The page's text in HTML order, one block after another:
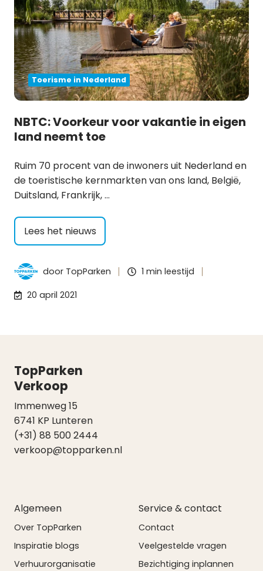
NBTC: Voorkeur voor vakantie in eigen
land neemt toe
Ruim 70 procent van de inwoners uit Nederland en
de toeristische kernmarkten van ons land, België,
Duitsland, Frankrijk, …
Lees het nieuws
door TopParken
1 min leestijd
20 april 2021
Toerisme in Nederland
TopParken
Verkoop
Immenweg 15
6741 KP Lunteren
(+31) 88 500 2444
verkoop@topparken.nl
Algemeen
Over TopParken
Inspiratie blogs
Verhuurorganisatie
Service & contact
Contact
Veelgestelde vragen
Bezichtiging inplannen